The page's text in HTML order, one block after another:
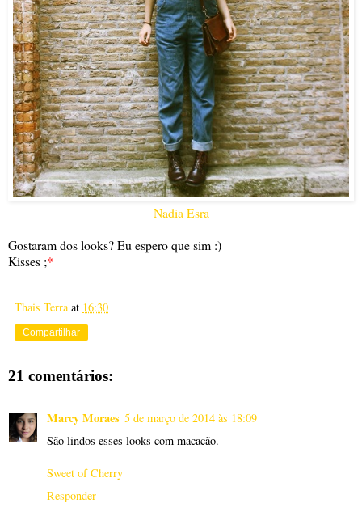
Nadia Esra
Gostaram dos looks? Eu espero que sim :)
Kisses ;*
Thais Terra at 16:30
Compartilhar
21 comentários:
Marcy Moraes 5 de março de 2014 às 18:09
São lindos esses looks com macacão.
Sweet of Cherry
Responder